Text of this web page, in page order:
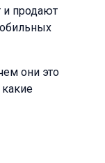
и продают
они это